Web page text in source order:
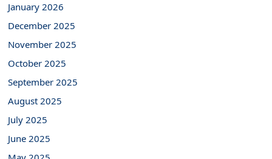
January 2026
December 2025
November 2025
October 2025
September 2025
August 2025
July 2025
June 2025